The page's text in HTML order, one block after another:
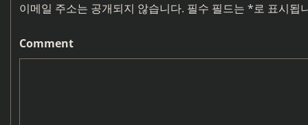
이메일 주소는 공개되지 않습니다. 필수 필드는 *로 표시됩
Comment